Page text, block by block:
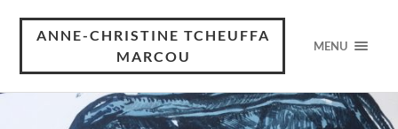
ANNE-CHRISTINE TCHEUFFA
MARCOU
MENU